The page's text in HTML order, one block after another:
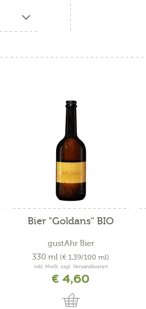
Bier "Goldans" BIO
gustAhr Bier
330 ml (€ 1,39/100 ml)
inkl. MwSt. zzgl. Versandkosten
€ 4,60